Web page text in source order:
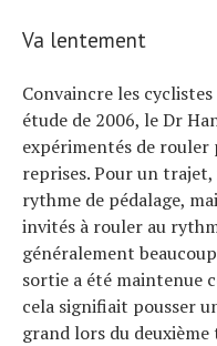
Va lentement
Convaincre les
étude de 2006, le Dr
expérimentés de rouler
reprises. Pour un
rythme de pédalage,
invités à rouler au
généralement
sortie a été maintenue
cela signifiait pousser
grand lors du deuxième